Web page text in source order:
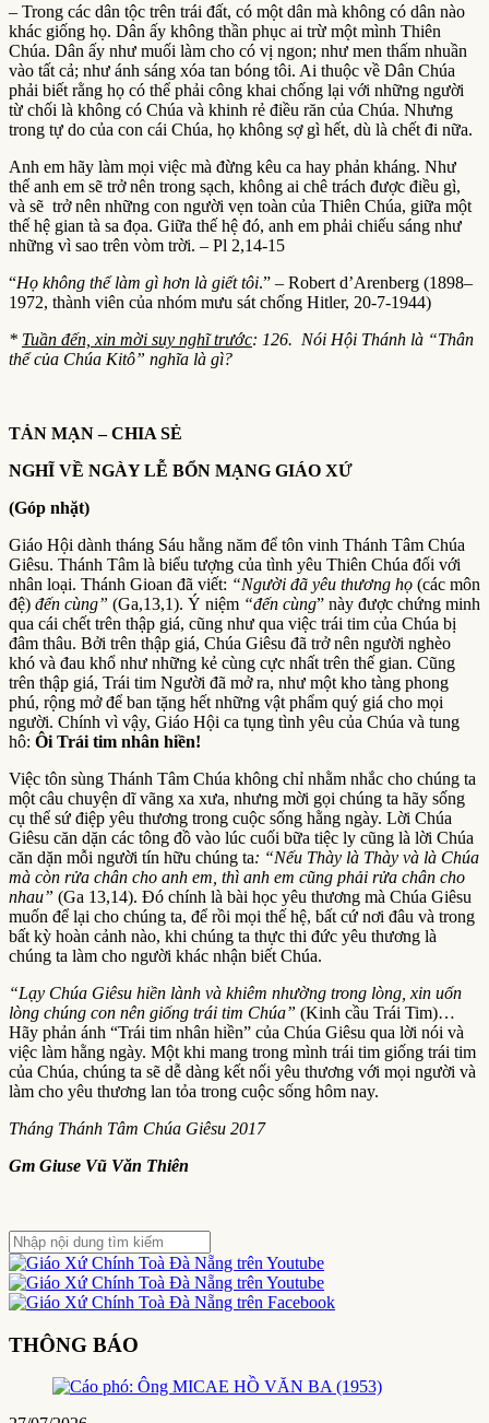
– Trong các dân tộc trên trái đất, có một dân mà không có dân nào
khác giống họ. Dân ấy không thần phục ai trừ một mình Thiên
Chúa. Dân ấy như muối làm cho có vị ngon; như men thấm nhuần
vào tất cả; như ánh sáng xóa tan bóng tôi. Ai thuộc về Dân Chúa
phải biết rằng họ có thể phải công khai chống lại với những người
từ chối là không có Chúa và khinh rẻ điều răn của Chúa. Nhưng
trong tự do của con cái Chúa, họ không sợ gì hết, dù là chết đi nữa.
Anh em hãy làm mọi việc mà đừng kêu ca hay phản kháng. Như
thế anh em sẽ trở nên trong sạch, không ai chê trách được điều gì,
và sẽ trở nên những con người vẹn toàn của Thiên Chúa, giữa một
thế hệ gian tà sa đọa. Giữa thế hệ đó, anh em phải chiếu sáng như
những vì sao trên vòm trời. – Pl 2,14-15
“Họ không thể làm gì hơn là giết tôi.” – Robert d’Arenberg (1898–
1972, thành viên của nhóm mưu sát chống Hitler, 20-7-1944)
* Tuần đến, xin mời suy nghĩ trước: 126. Nói Hội Thánh là “Thân
thể của Chúa Kitô” nghĩa là gì?
TẢN MẠN – CHIA SẺ
NGHĨ VỀ NGÀY LỄ BỔN MẠNG GIÁO XỨ
(Góp nhặt)
Giáo Hội dành tháng Sáu hằng năm để tôn vinh Thánh Tâm Chúa
Giêsu. Thánh Tâm là biểu tượng của tình yêu Thiên Chúa đối với
nhân loại. Thánh Gioan đã viết: “Người đã yêu thương họ (các môn
đệ) đến cùng” (Ga,13,1). Ý niệm “đến cùng” này được chứng minh
qua cái chết trên thập giá, cũng như qua việc trái tim của Chúa bị
đâm thâu. Bởi trên thập giá, Chúa Giêsu đã trở nên người nghèo
khó và đau khổ như những kẻ cùng cực nhất trên thế gian. Cũng
trên thập giá, Trái tim Người đã mở ra, như một kho tàng phong
phú, rộng mở để ban tặng hết những vật phẩm quý giá cho mọi
người. Chính vì vậy, Giáo Hội ca tụng tình yêu của Chúa và tung
hô: Ôi Trái tim nhân hiền!
Việc tôn sùng Thánh Tâm Chúa không chỉ nhằm nhắc cho chúng ta
một câu chuyện dĩ vãng xa xưa, nhưng mời gọi chúng ta hãy sống
cụ thể sứ điệp yêu thương trong cuộc sống hằng ngày. Lời Chúa
Giêsu căn dặn các tông đồ vào lúc cuối bữa tiệc ly cũng là lời Chúa
căn dặn mỗi người tín hữu chúng ta: “Nếu Thày là Thày và là Chúa
mà còn rửa chân cho anh em, thì anh em cũng phải rửa chân cho
nhau” (Ga 13,14). Đó chính là bài học yêu thương mà Chúa Giêsu
muốn để lại cho chúng ta, để rồi mọi thế hệ, bất cứ nơi đâu và trong
bất kỳ hoàn cảnh nào, khi chúng ta thực thi đức yêu thương là
chúng ta làm cho người khác nhận biết Chúa.
“Lạy Chúa Giêsu hiền lành và khiêm nhường trong lòng, xin uốn
lòng chúng con nên giống trái tim Chúa” (Kinh cầu Trái Tim)…
Hãy phản ánh “Trái tim nhân hiền” của Chúa Giêsu qua lời nói và
việc làm hằng ngày. Một khi mang trong mình trái tim giống trái tim
của Chúa, chúng ta sẽ dễ dàng kết nối yêu thương với mọi người và
làm cho yêu thương lan tỏa trong cuộc sống hôm nay.
Tháng Thánh Tâm Chúa Giêsu 2017
Gm Giuse Vũ Văn Thiên
THÔNG BÁO